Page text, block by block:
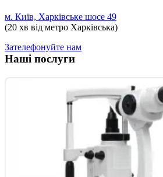
м. Київ, Харківське шосе 49
(20 хв від метро Харківська)
Зателефонуйте нам
Наші послуги